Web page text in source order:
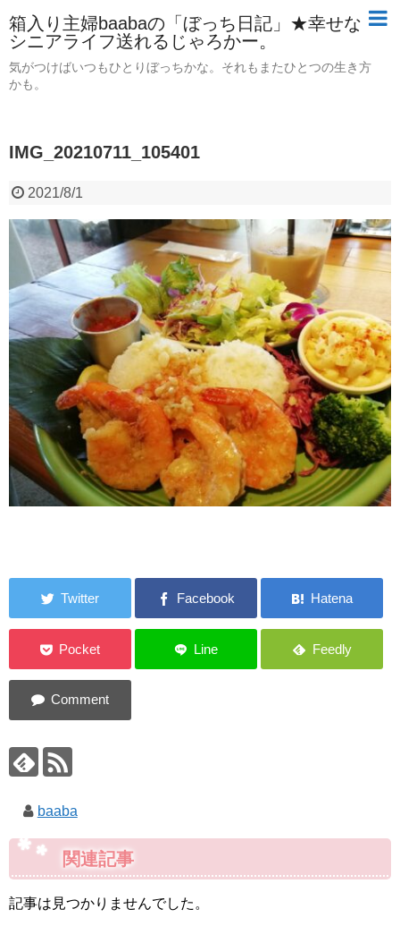
箱入り主婦baabaの「ぼっち日記」★幸せな
シニアライフ送れるじゃろかー。
気がつけばいつもひとりぼっちかな。それもまたひとつの生き方
かも。
IMG_20210711_105401
2021/8/1
baaba
関連記事
記事は見つかりませんでした。